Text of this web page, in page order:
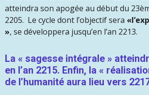
atteindra son apogée au début du
2205. Le cycle dont l’objectif sera
», se développera jusqu’en l’an 2213.
La « sagesse intégrale »
en l’an 2215. Enfin, la «
de l’humanité aura lieu vers